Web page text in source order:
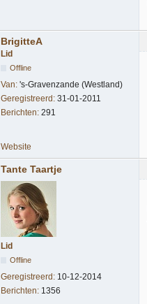
BrigitteA
Lid
Offline
Van: 's-Gravenzande (Westland)
Geregistreerd: 31-01-2011
Berichten: 291
Website
Tante Taartje
Lid
Offline
Geregistreerd: 10-12-2014
Berichten: 1356